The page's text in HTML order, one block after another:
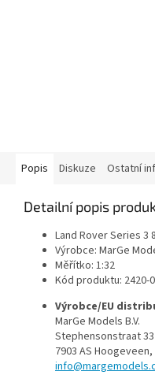
Popis Diskuze Ostatní
Detailní popis
Land Rover Series 3
Výrobce: MarGe
Měřítko: 1:32
Kód produktu: 2420-
Výrobce/EU
MarGe Models B.V.
Stephensonstraat 33
7903 AS